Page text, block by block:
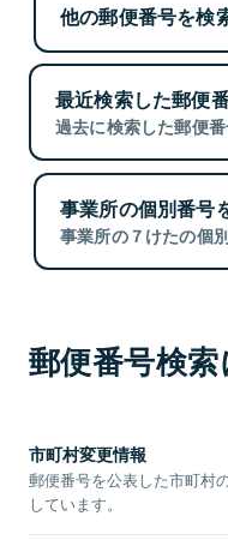
他の郵便番号を検
最近検索した郵便
過去に検索した郵便
事業所の個別番号
事業所の７けたの個
郵便番号検
市町村変更情報
郵便番号を公表した市町村
しています。